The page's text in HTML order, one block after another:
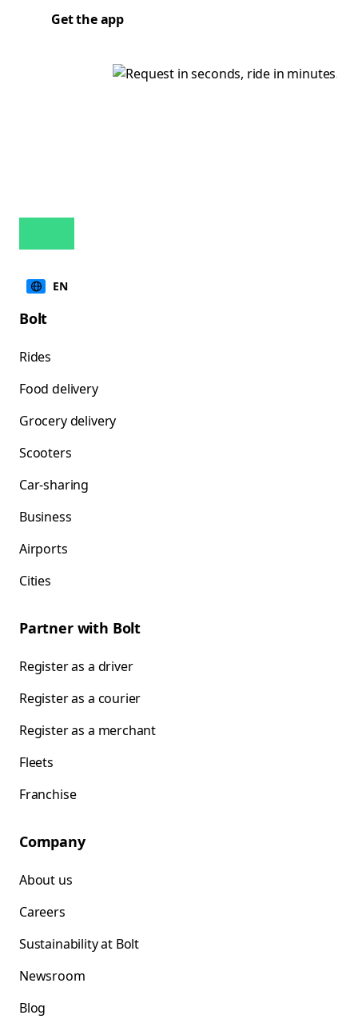
Get the app
EN
Bolt
Rides
Food delivery
Grocery delivery
Scooters
Car-sharing
Business
Airports
Cities
Partner with Bolt
Register as a driver
Register as a courier
Register as a merchant
Fleets
Franchise
Company
About us
Careers
Sustainability at Bolt
Newsroom
Blog